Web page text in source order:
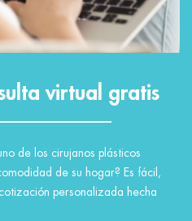
virtual gratis
de los cirujanos plásticos
de su hogar? Es fácil,
personalizada hecha